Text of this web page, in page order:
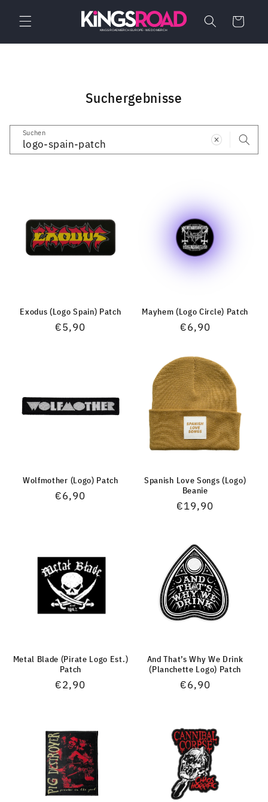
zum
Inhalt
Warenkorb
Suchergebnisse
Suchen
Exodus (Logo Spain) Patch
Normaler
€5,90
Mayhem (Logo Circle) Patch
Normaler
€6,90
Wolfmother (Logo) Patch
Normaler
€6,90
Spanish Love Songs (Logo)
Beanie
Normaler
€19,90
Metal Blade (Pirate Logo Est.)
Patch
Normaler
€2,90
And That’s Why We Drink
(Planchette Logo) Patch
Normaler
€6,90